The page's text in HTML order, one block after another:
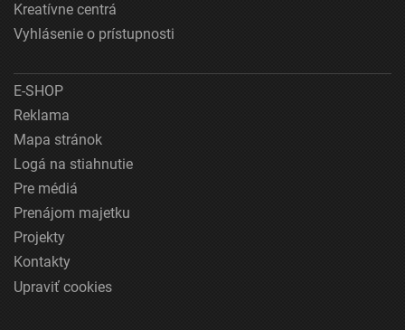
Kreatívne centrá
Vyhlásenie o prístupnosti
E-SHOP
Reklama
Mapa stránok
Logá na stiahnutie
Pre médiá
Prenájom majetku
Projekty
Kontakty
Upraviť cookies